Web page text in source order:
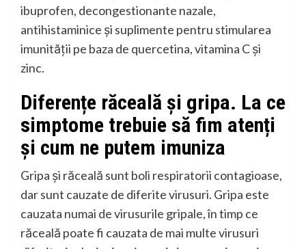
ibuprofen, decongestionante nazale,
antihistaminice și suplimente pentru stimularea
imunității pe baza de quercetina, vitamina C și
zinc.
Diferențe răceală și gripa. La ce
simptome trebuie să fim atenți
și cum ne putem imuniza
Gripa și răceală sunt boli respiratorii contagioase,
dar sunt cauzate de diferite virusuri. Gripa este
cauzata numai de virusurile gripale, în timp ce
răceală poate fi cauzata de mai multe virusuri